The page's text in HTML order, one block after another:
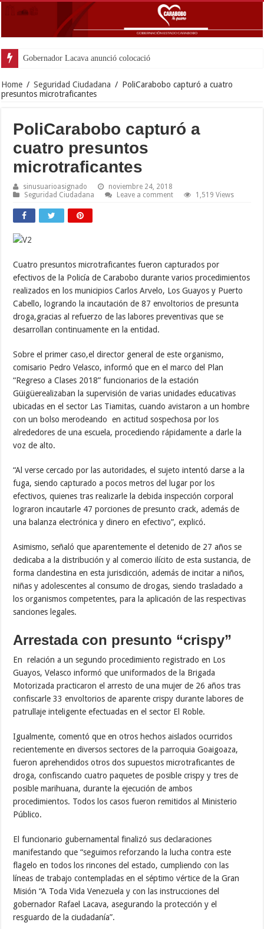
Gobernador Lacava anunció colocación de más de mil 5
Home / Seguridad Ciudadana / PoliCarabobo capturó a cuatro
presuntos microtraficantes
PoliCarabobo capturó a
cuatro presuntos
microtraficantes
sinusuarioasignado
noviembre 24, 2018
Seguridad Ciudadana
Leave a comment 1,519 Views
Cuatro presuntos microtraficantes fueron capturados por
efectivos de la Policía de Carabobo durante varios procedimientos
realizados en los municipios Carlos Arvelo, Los Guayos y Puerto
Cabello, logrando la incautación de 87 envoltorios de presunta
droga,gracias al refuerzo de las labores preventivas que se
desarrollan continuamente en la entidad.
Sobre el primer caso,el director general de este organismo,
comisario Pedro Velasco, informó que en el marco del Plan
“Regreso a Clases 2018” funcionarios de la estación
Güigüerealizaban la supervisión de varias unidades educativas
ubicadas en el sector Las Tiamitas, cuando avistaron a un hombre
con un bolso merodeando en actitud sospechosa por los
alrededores de una escuela, procediendo rápidamente a darle la
voz de alto.
“Al verse cercado por las autoridades, el sujeto intentó darse a la
fuga, siendo capturado a pocos metros del lugar por los
efectivos, quienes tras realizarle la debida inspección corporal
lograron incautarle 47 porciones de presunto crack, además de
una balanza electrónica y dinero en efectivo”, explicó.
Asimismo, señaló que aparentemente el detenido de 27 años se
dedicaba a la distribución y al comercio ilícito de esta sustancia, de
forma clandestina en esta jurisdicción, además de incitar a niños,
niñas y adolescentes al consumo de drogas, siendo trasladado a
los organismos competentes, para la aplicación de las respectivas
sanciones legales.
Arrestada con presunto “crispy”
En relación a un segundo procedimiento registrado en Los
Guayos, Velasco informó que uniformados de la Brigada
Motorizada practicaron el arresto de una mujer de 26 años tras
confiscarle 33 envoltorios de aparente crispy durante labores de
patrullaje inteligente efectuadas en el sector El Roble.
Igualmente, comentó que en otros hechos aislados ocurridos
recientemente en diversos sectores de la parroquia Goaigoaza,
fueron aprehendidos otros dos supuestos microtraficantes de
droga, confiscando cuatro paquetes de posible crispy y tres de
posible marihuana, durante la ejecución de ambos
procedimientos. Todos los casos fueron remitidos al Ministerio
Público.
El funcionario gubernamental finalizó sus declaraciones
manifestando que “seguimos reforzando la lucha contra este
flagelo en todos los rincones del estado, cumpliendo con las
líneas de trabajo contempladas en el séptimo vértice de la Gran
Misión “A Toda Vida Venezuela y con las instrucciones del
gobernador Rafael Lacava, asegurando la protección y el
resguardo de la ciudadanía”.